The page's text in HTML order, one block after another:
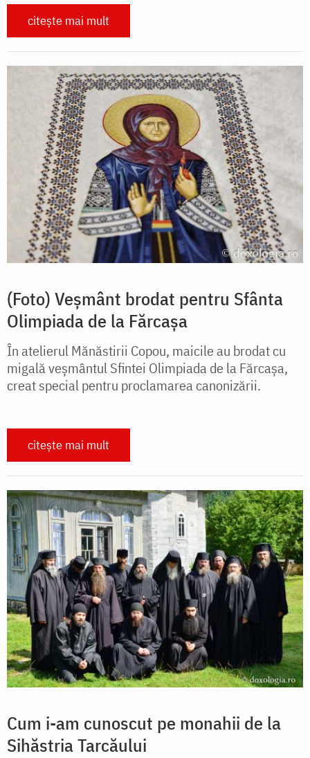
citește mai mult
(Foto) Veșmânt brodat pentru Sfânta
Olimpiada de la Fărcașa
În atelierul Mănăstirii Copou, maicile au brodat cu
migală veșmântul Sfintei Olimpiada de la Fărcașa,
creat special pentru proclamarea canonizării.
citește mai mult
Cum i-am cunoscut pe monahii de la
Sihăstria Tarcăului